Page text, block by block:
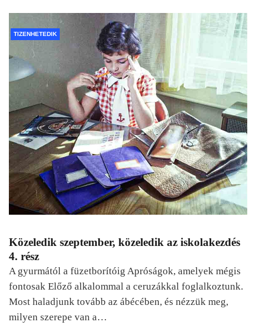
TIZENHETEDIK
Közeledik szeptember, közeledik az iskolakezdés
4. rész
A gyurmától a füzetborítóig Apróságok, amelyek mégis
fontosak Előző alkalommal a ceruzákkal foglalkoztunk.
Most haladjunk tovább az ábécében, és nézzük meg,
milyen szerepe van a…